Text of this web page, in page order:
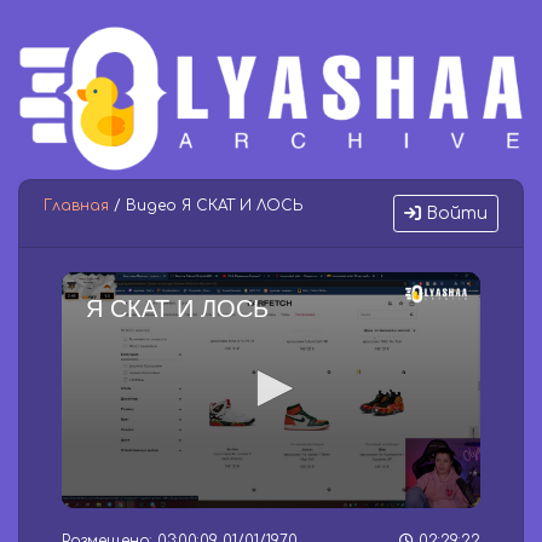
Войти
Главная / Видео Я СКАТ И ЛОСЬ
Я СКАТ И ЛОСЬ
s